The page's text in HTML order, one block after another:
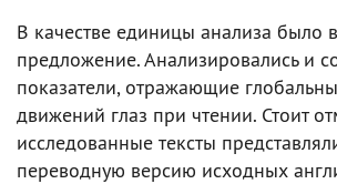
В качестве единицы анализа было
предложение. Анализировались и
показатели, отражающие
движений глаз при чтении. Стоит
исследованные тексты
переводную версию исходных